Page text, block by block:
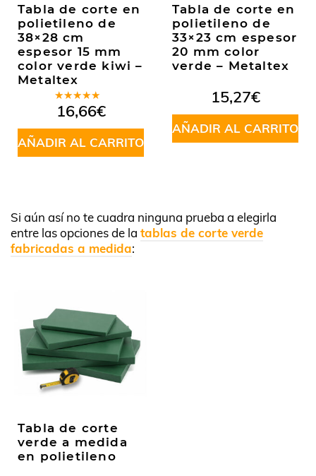
Tabla de corte en
polietileno de
38×28 cm
espesor 15 mm
color verde kiwi –
Metaltex
Valorado
en4.67
de 5
16,66€
AÑADIR AL CARRITO
Tabla de corte en
polietileno de
33×23 cm espesor
20 mm color
verde – Metaltex
15,27€
AÑADIR AL CARRITO
Si aún así no te cuadra ninguna prueba a elegirla
entre las opciones de la tablas de corte verde
fabricadas a medida:
Tabla de corte
verde a medida
en polietileno